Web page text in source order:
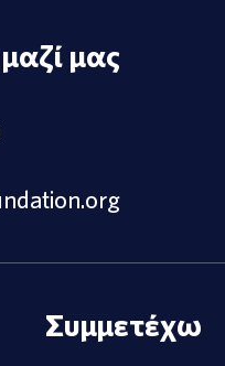
μας
Συμμετέχω